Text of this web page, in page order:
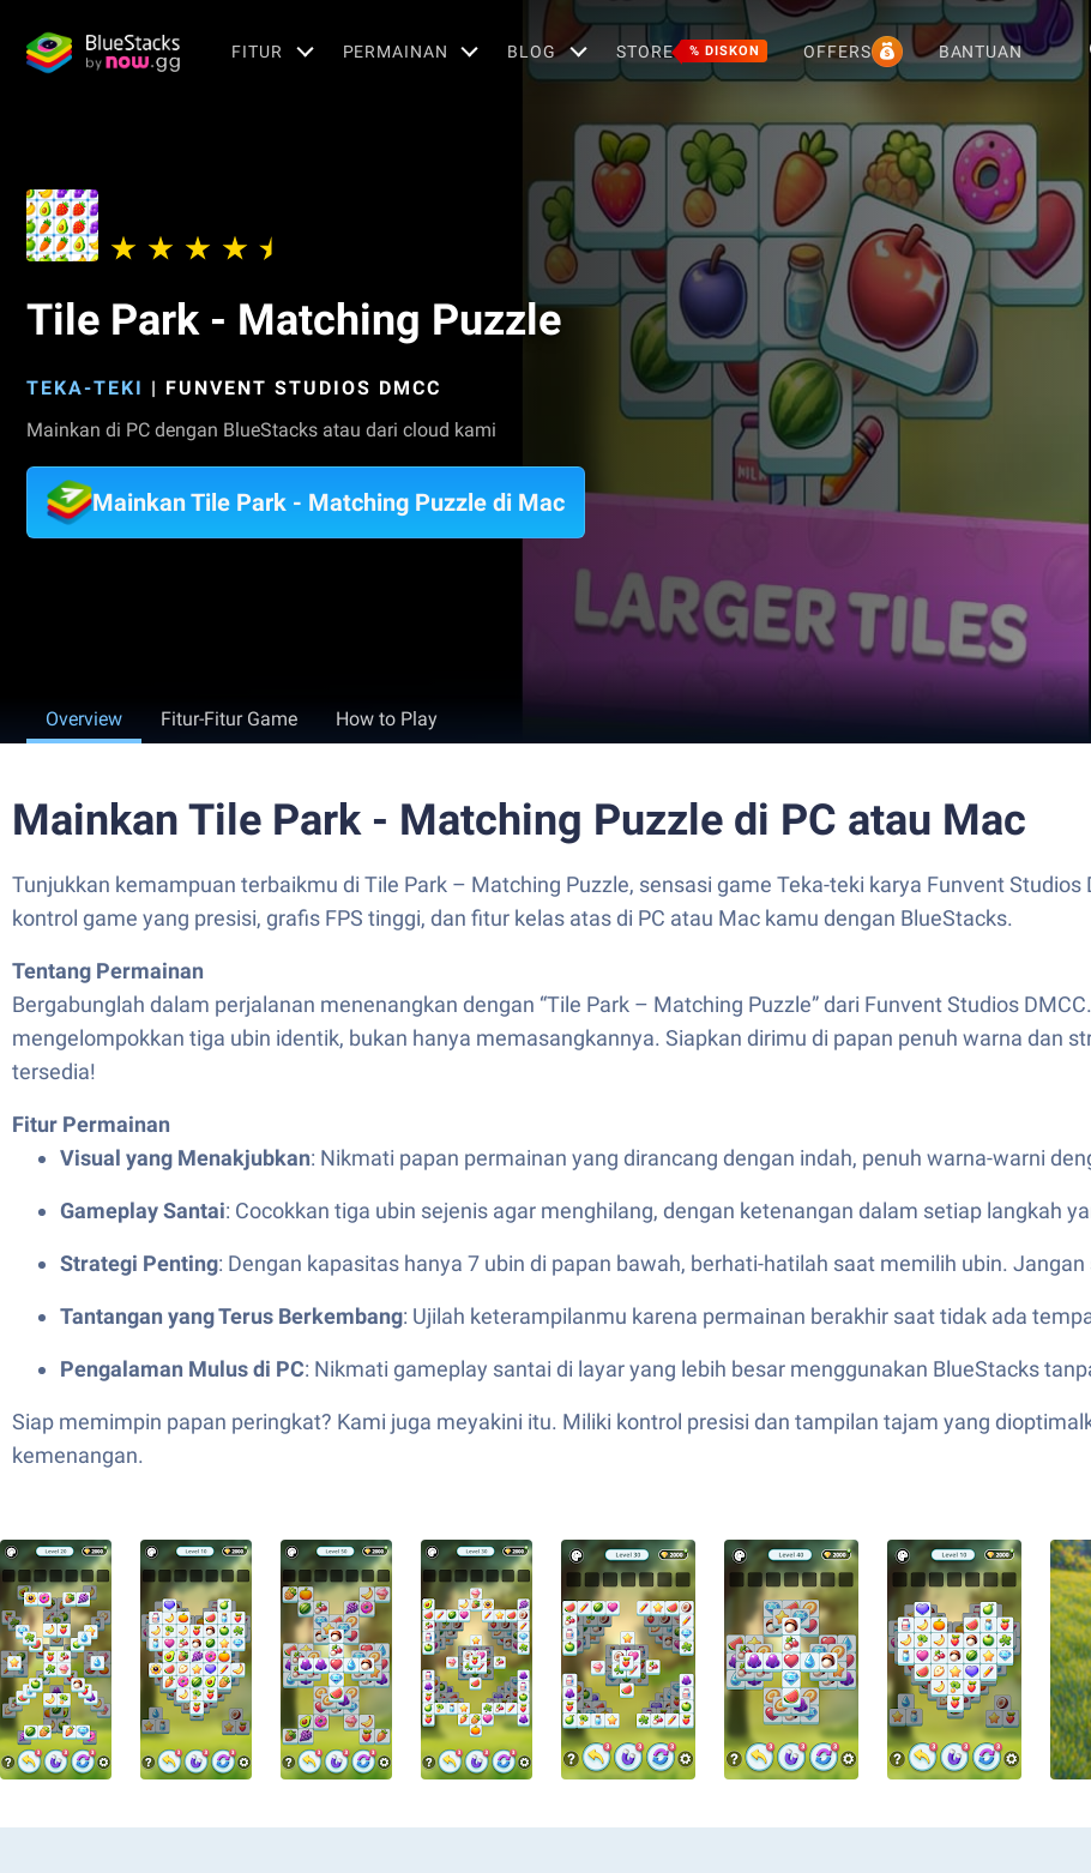
FITUR PERMAINAN BLOG STORE % DISKON OFFERS BANTUAN
Tile Park - Matching Puzzle
TEKA-TEKI | FUNVENT STUDIOS DMCC
Mainkan di PC dengan BlueStacks atau dari cloud kami
Mainkan Tile Park - Matching Puzzle di Mac
Overview Fitur-Fitur Game How to Play
Mainkan Tile Park - Matching Puzzle di PC atau Mac
Tunjukkan kemampuan terbaikmu di Tile Park – Matching Puzzle, sensasi game Teka-teki karya Funvent
kontrol game yang presisi, grafis FPS tinggi, dan fitur kelas atas di PC atau Mac kamu dengan BlueStacks.
Tentang Permainan
Bergabunglah dalam perjalanan menenangkan dengan “Tile Park – Matching Puzzle” dari Funvent Studios
mengelompokkan tiga ubin identik, bukan hanya memasangkannya. Siapkan dirimu di papan penuh warna dan
tersedia!
Fitur Permainan
Visual yang Menakjubkan: Nikmati papan permainan yang dirancang dengan indah, penuh warna-warni
Gameplay Santai: Cocokkan tiga ubin sejenis agar menghilang, dengan ketenangan dalam setiap langkah
Strategi Penting: Dengan kapasitas hanya 7 ubin di papan bawah, berhati-hatilah saat memilih ubin.
Tantangan yang Terus Berkembang: Ujilah keterampilanmu karena permainan berakhir saat tidak ada
Pengalaman Mulus di PC: Nikmati gameplay santai di layar yang lebih besar menggunakan BlueStacks
Siap memimpin papan peringkat? Kami juga meyakini itu. Miliki kontrol presisi dan tampilan tajam yang
kemenangan.